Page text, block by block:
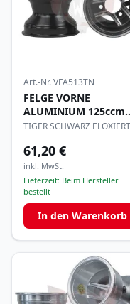
Art.-Nr.VFA513TN
FELGE VORNE
ALUMINIUM 125ccm
130mm
TIGER SCHWARZ ELOXIERT
61,20 €
inkl. MwSt.
Lieferzeit: Beim Hersteller
bestellt
In den Warenkorb